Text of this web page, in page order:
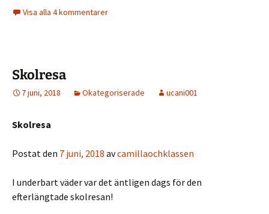
Visa alla 4 kommentarer
Skolresa
7 juni, 2018 Okategoriserade ucani001
Skolresa
Postat den 7 juni, 2018 avcamillaochklassen
I underbart väder var det äntligen dags för den
efterlängtade skolresan!